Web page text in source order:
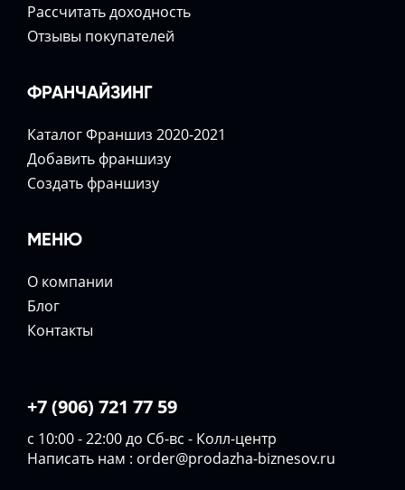
Расcчитать доходность
Отзывы покупателей
ФРАНЧАЙЗИНГ
Каталог Франшиз 2020-2021
Добавить франшизу
Создать франшизу
МЕНЮ
О компании
Блог
Контакты
+7 (906) 721 77 59
с 10:00 - 22:00 до Сб-вс - Колл-центр
Написать нам : order@prodazha-biznesov.ru